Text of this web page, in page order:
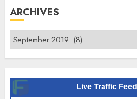
ARCHIVES
Archives
Live Traffic Feed